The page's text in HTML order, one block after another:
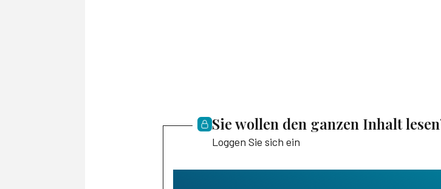
Sie wollen den ganzen Inhalt
Loggen Sie sich ein